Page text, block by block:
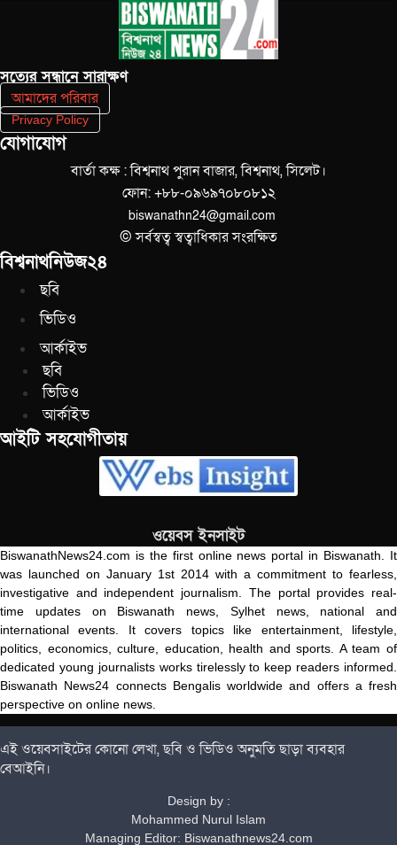
সত‌্যের সন্ধানে সারাক্ষণ
আমাদের পরিবার
Privacy Policy
যোগাযোগ
বার্তা কক্ষ : বিশ্বনাথ পুরান বাজার, বিশ্বনাথ, সিলেট।
ফোন: +৮৮-০৯৬৯৭০৮০৮১২
biswanathn24@gmail.com
© সর্বস্বত্ব স্বত্বাধিকার সংরক্ষিত
বিশ্বনাথনিউজ২৪
ছবি
ভিডিও
আর্কাইভ
ছবি
ভিডিও
আর্কাইভ
আইটি সহযোগীতায়
ওয়েবস ইনসাইট
BiswanathNews24.com is the first online news portal in Biswanath. It
was launched on January 1st 2014 with a commitment to fearless,
investigative and independent journalism. The portal provides real-
time updates on Biswanath news, Sylhet news, national and
international events. It covers topics like entertainment, lifestyle,
politics, economics, culture, education, health and sports. A team of
dedicated young journalists works tirelessly to keep readers informed.
Biswanath News24 connects Bengalis worldwide and offers a fresh
perspective on online news.
এই ওয়েবসাইটের কোনো লেখা, ছবি ও ভিডিও অনুমতি ছাড়া ব্যবহার
বেআইনি।
Design by :
Mohammed Nurul Islam
Managing Editor: Biswanathnews24.com